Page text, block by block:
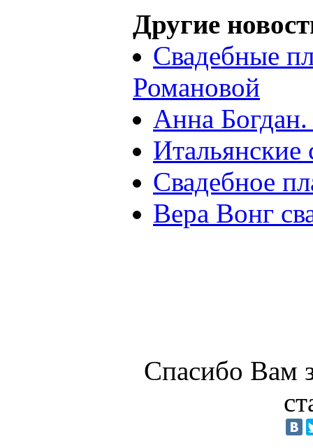
Другие
Свадебные
Романовой
Анна
Итальянские
Свадебное
Вера Вонг
Спасибо Вам